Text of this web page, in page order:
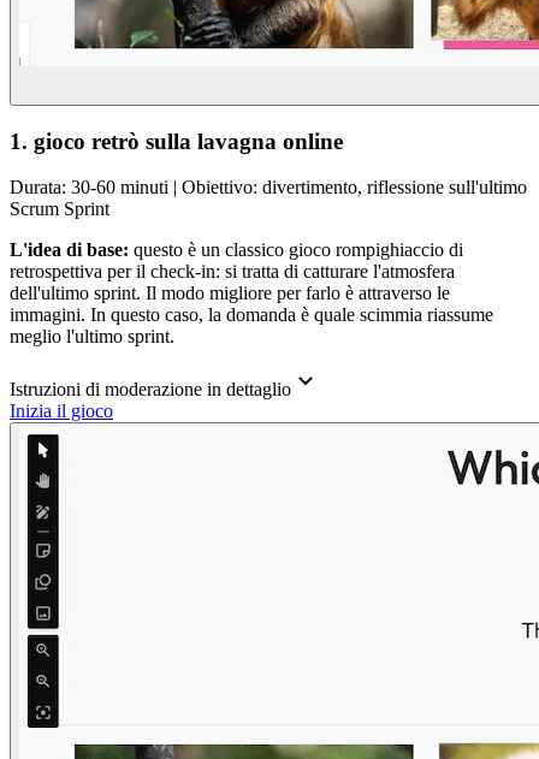
1. gioco retrò sulla lavagna online
Durata: 30-60 minuti | Obiettivo: divertimento, riflessione sull'ultimo
Scrum Sprint
L'idea di base: questo è un classico gioco rompighiaccio di
retrospettiva per il check-in: si tratta di catturare l'atmosfera
dell'ultimo sprint. Il modo migliore per farlo è attraverso le
immagini. In questo caso, la domanda è quale scimmia riassume
meglio l'ultimo sprint.
Istruzioni di moderazione in dettaglio
Inizia il gioco